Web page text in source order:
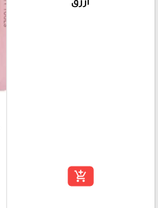
add_shopping_cart